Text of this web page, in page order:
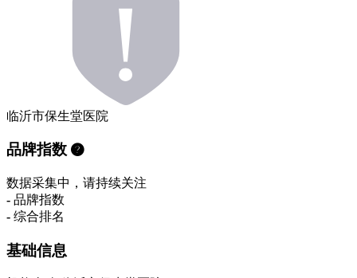
临沂市保生堂医院
品牌指数
数据采集中，请持续关注
- 品牌指数
- 综合排名
基础信息